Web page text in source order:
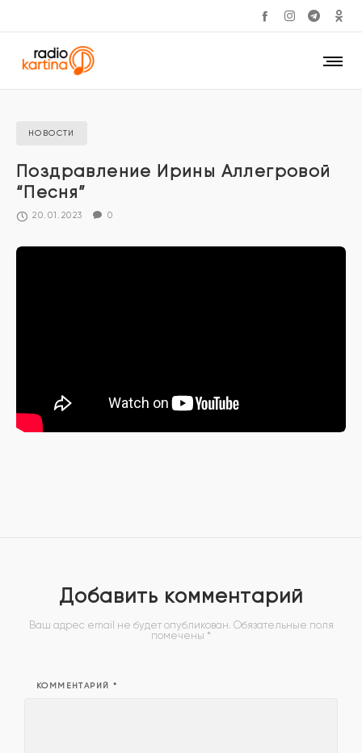
НОВОСТИ
Поздравление Ирины Аллегровой
“Песня”
20.01.2023 0
Добавить комментарий
Ваш адрес email не будет опубликован. Обязательные поля
помечены *
КОММЕНТАРИЙ *